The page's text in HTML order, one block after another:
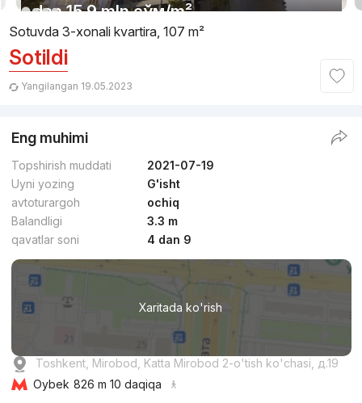
dan15.9 mln сўм/m²
Topshirildi 2025
TJ «Via Port»
dan 38.6 mln
Topshirildi 2018 Миралишер
3-xonali kvartira, 80.6 m²
+998 (94) 696...
Sotuvda 3-xonali kvartira, 107 m²
Sotildi
Yangilangan 19.05.2023
Eng muhimi
Topshirish muddati
2021-07-19
Uyni yozing
G'isht
avtoturargoh
ochiq
Balandligi
3.3 m
qavatlar soni
4 dan 9
Xaritada ko'rish
Toshkent, Mirobod, Katta Mirobod 2-o'tish ko'chasi, д.19
Oybek 826 m 10 daqiqa